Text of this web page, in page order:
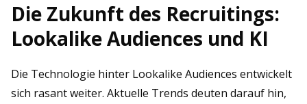
Die Zukunft des Recruitings:
Lookalike Audiences und KI
Die Technologie hinter Lookalike Audiences entwickelt
sich rasant weiter. Aktuelle Trends deuten darauf hin,